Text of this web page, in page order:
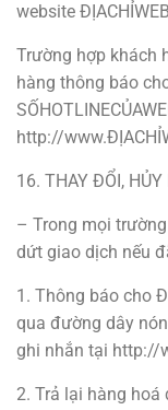
website
Trường hợp khách
hàng thông báo
http://
16. THAY ĐỔI,
– Trong mọi
dứt giao dịch nếu
1. Thông báo cho
qua đường dây
ghi nhắn tại http://
2. Trả lại hàng